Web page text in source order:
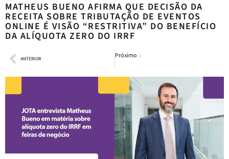
MATHEUS BUENO AFIRMA QUE DECISÃO DA
RECEITA SOBRE TRIBUTAÇÃO DE EVENTOS
ONLINE É VISÃO “RESTRITIVA” DO BENEFÍCIO
DA ALÍQUOTA ZERO DO IRRF
ANTERIOR Próximo